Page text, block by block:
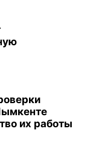
их работы